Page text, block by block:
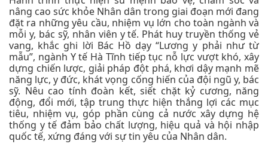
nâng cao sức khỏe Nhân dân trong giai đoạn mới đang
đặt ra những yêu cầu, nhiệm vụ lớn cho toàn ngành và
mỗi y, bác sỹ, nhân viên y tế. Phát huy truyền thống vẻ
vang, khắc ghi lời Bác Hồ dạy “Lương y phải như từ
mẫu”, ngành Y tế Hà Tĩnh tiếp tục nỗ lực vượt khó, xây
dựng chiến lược, giải pháp đột phá, khơi dậy mạnh mẽ
năng lực, y đức, khát vọng cống hiến của đội ngũ y, bác
sỹ. Nêu cao tính đoàn kết, siết chặt kỷ cương, năng
động, đổi mới, tập trung thực hiện thắng lợi các mục
tiêu, nhiệm vụ, góp phần cùng cả nước xây dựng hệ
thống y tế đảm bảo chất lượng, hiệu quả và hội nhập
quốc tế, xứng đáng với sự tin yêu của Nhân dân.